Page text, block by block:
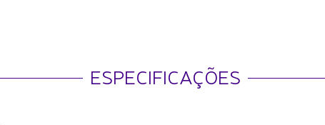
ESPECIFICAÇÕES